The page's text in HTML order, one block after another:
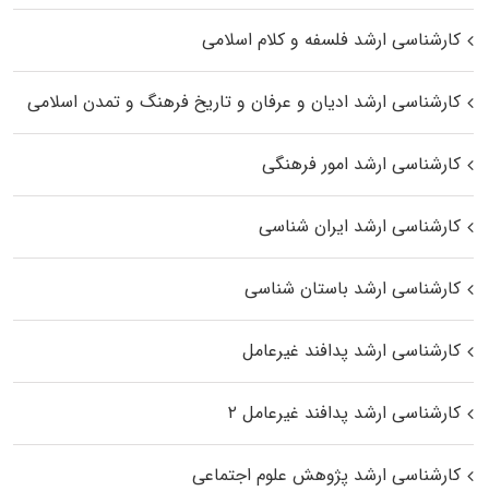
کارشناسی ارشد فلسفه و کلام اسلامی
کارشناسی ارشد ادیان و عرفان و تاریخ فرهنگ و تمدن اسلامی
کارشناسی ارشد امور فرهنگی
کارشناسی ارشد ایران شناسی
کارشناسی ارشد باستان شناسی
کارشناسی ارشد پدافند غیرعامل
کارشناسی ارشد پدافند غیرعامل ۲
کارشناسی ارشد پژوهش علوم اجتماعی